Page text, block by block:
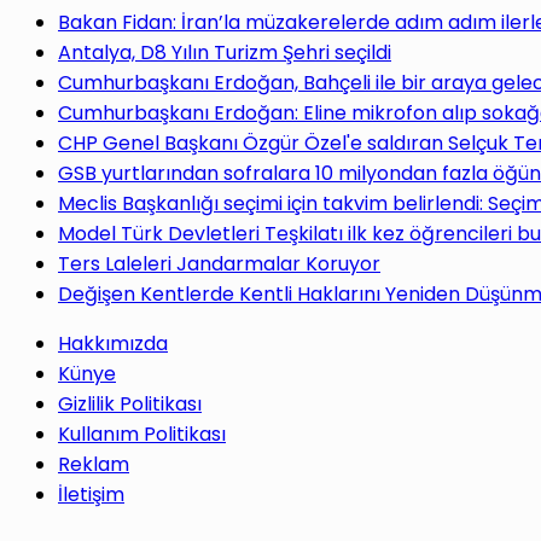
yap
...
Bakan Fidan: İran’la müzakerelerde adım adım
Antalya, D8 Yılın Turizm Şehri seçildi
Cumhurbaşkanı Erdoğan, Bahçeli ile bir araya
Cumhurbaşkanı Erdoğan: Eline mikrofon alıp
CHP Genel Başkanı Özgür Özel'e saldıran Selçuk
GSB yurtlarından sofralara 10 milyondan fazla öğün
Meclis Başkanlığı seçimi için takvim belirlendi:
Model Türk Devletleri Teşkilatı ilk kez öğrencileri
Ters Laleleri Jandarmalar Koruyor
Değişen Kentlerde Kentli Haklarını Yeniden
Hakkımızda
Künye
Gizlilik Politikası
Kullanım Politikası
Reklam
İletişim